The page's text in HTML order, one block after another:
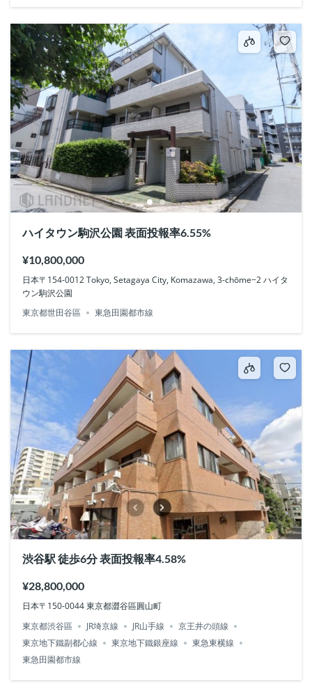
ハイタウン駒沢公園 表面投報率6.55%
¥10,800,000
日本〒154-0012 Tokyo, Setagaya City, Komazawa, 3-chōme−2 ハイタ
ウン駒沢公園
東京都世田谷區
東急田園都市線
渋谷駅 徒歩6分 表面投報率4.58%
¥28,800,000
日本〒150-0044 東京都澀谷區圓山町
東京都渋谷區
JR埼京線 JR山手線
京王井の頭線
東京地下鐵副都心線
東京地下鐵銀座線
東急東横線
東急田園都市線